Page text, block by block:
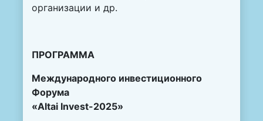
организации и др.
ПРОГРАММА
Международного инвестиционного
Форума
«Altai Invest-2025»